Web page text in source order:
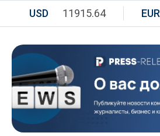
USD 11915.64 EUR